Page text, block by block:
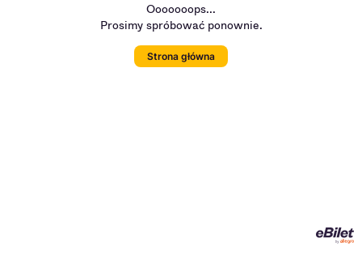
Ooooooops...
Prosimy spróbować ponownie.
Strona główna